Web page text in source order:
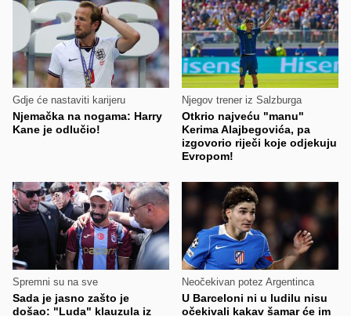
Gdje će nastaviti karijeru
Njemačka na nogama: Harry
Kane je odlučio!
Njegov trener iz Salzburga
Otkrio najveću "manu"
Kerima Alajbegovića, pa
izgovorio riječi koje odjekuju
Evropom!
Spremni su na sve
Sada je jasno zašto je
došao: "Luda" klauzula iz
Neočekivan potez Argentinca
U Barceloni ni u ludilu nisu
očekivali kakav šamar će im